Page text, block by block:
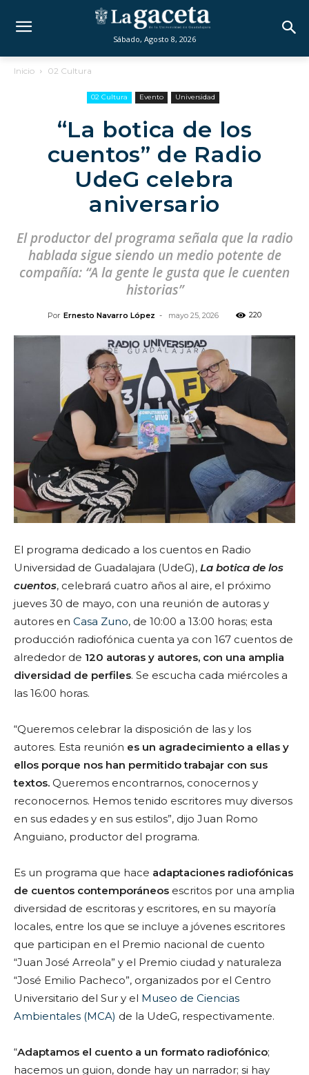
Sábado, Agosto 8, 2026
Inicio 02 Cultura
02 Cultura Evento Universidad
“La botica de los
cuentos” de Radio
UdeG celebra
aniversario
El productor del programa señala que la radio
hablada sigue siendo un medio potente de
compañía: “A la gente le gusta que le cuenten
historias”
Por Ernesto Navarro López - mayo 25, 2026 220
El programa dedicado a los cuentos en Radio
Universidad de Guadalajara (UdeG), La botica de los
cuentos, celebrará cuatro años al aire, el próximo
jueves 30 de mayo, con una reunión de autoras y
autores en Casa Zuno, de 10:00 a 13:00 horas; esta
producción radiofónica cuenta ya con 167 cuentos de
alrededor de 120 autoras y autores, con una amplia
diversidad de perfiles. Se escucha cada miércoles a
las 16:00 horas.
“Queremos celebrar la disposición de las y los
autores. Esta reunión es un agradecimiento a ellas y
ellos porque nos han permitido trabajar con sus
textos. Queremos encontrarnos, conocernos y
reconocernos. Hemos tenido escritores muy diversos
en sus edades y en sus estilos”, dijo Juan Romo
Anguiano, productor del programa.
Es un programa que hace adaptaciones radiofónicas
de cuentos contemporáneos escritos por una amplia
diversidad de escritoras y escritores, en su mayoría
locales, entre los que se incluye a jóvenes escritores
que participan en el Premio nacional de cuento
“Juan José Arreola” y el Premio ciudad y naturaleza
“José Emilio Pacheco”, organizados por el Centro
Universitario del Sur y el Museo de Ciencias
Ambientales (MCA) de la UdeG, respectivamente.
“Adaptamos el cuento a un formato radiofónico;
hacemos un guion, donde hay un narrador; si hay